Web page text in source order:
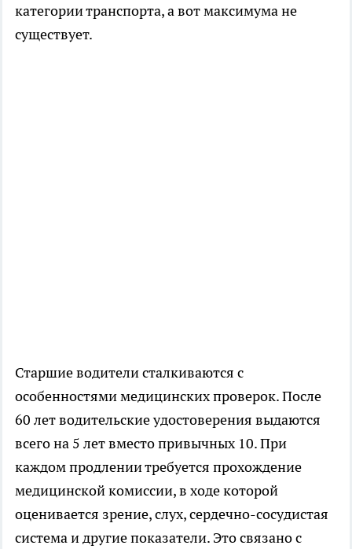
категории транспорта, а вот максимума не
существует.
Старшие водители сталкиваются с
особенностями медицинских проверок. После
60 лет водительские удостоверения выдаются
всего на 5 лет вместо привычных 10. При
каждом продлении требуется прохождение
медицинской комиссии, в ходе которой
оценивается зрение, слух, сердечно-сосудистая
система и другие показатели. Это связано с